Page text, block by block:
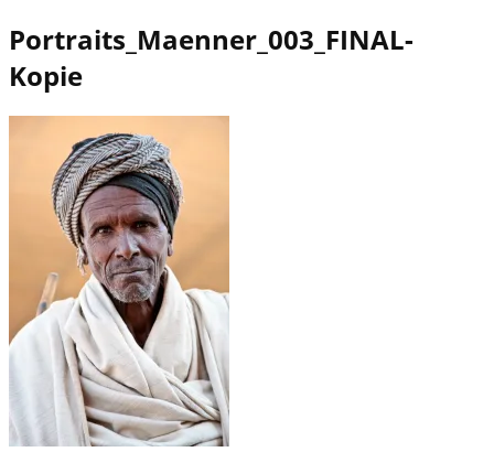
Portraits_Maenner_003_FINAL-
Kopie